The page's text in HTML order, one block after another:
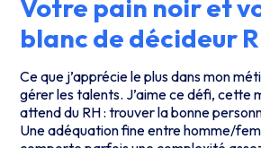
Votre pain noir et
blanc de décideur
Ce que j’apprécie le plus dans mon
gérer les talents. J’aime ce défi, cette
attend du RH : trouver la bonne
Une adéquation fine entre homme/